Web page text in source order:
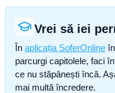
Vrei să iei
În aplicația SoferOnline
parcurgi capitolele, faci
ce nu stăpânești încă.
mai multă încredere.